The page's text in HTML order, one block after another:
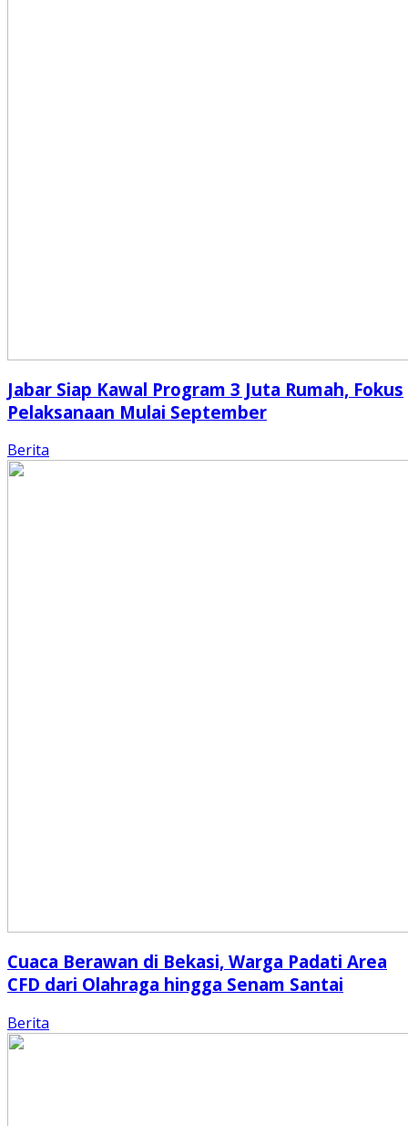
Jabar Siap Kawal Program 3 Juta Rumah, Fokus
Pelaksanaan Mulai September
Berita
Cuaca Berawan di Bekasi, Warga Padati Area
CFD dari Olahraga hingga Senam Santai
Berita